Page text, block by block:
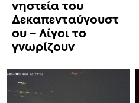
νηστεία του
Δεκαπενταύγουστ
ου – Λίγοι το
γνωρίζουν